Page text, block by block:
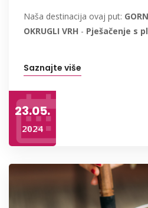
Naša destinacija ovaj put:
OKRUGLI VRH - Pješačenje s
Saznajte više
23.05.
2024